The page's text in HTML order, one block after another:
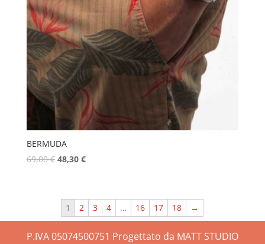
BERMUDA
69,00€ 48,30 €
1 2 3 4 … 16 17 18 →
P.IVA 05074500751 Progettato da MATT STUDIO